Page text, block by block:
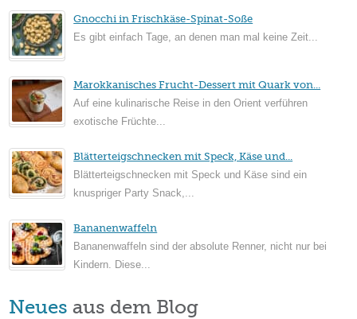
Gnocchi in Frischkäse-Spinat-Soße
Es gibt einfach Tage, an denen man mal keine Zeit...
Marokkanisches Frucht-Dessert mit Quark von...
Auf eine kulinarische Reise in den Orient verführen
exotische Früchte...
Blätterteigschnecken mit Speck, Käse und...
Blätterteigschnecken mit Speck und Käse sind ein
knuspriger Party Snack,...
Bananenwaffeln
Bananenwaffeln sind der absolute Renner, nicht nur bei
Kindern. Diese...
Neues aus dem Blog